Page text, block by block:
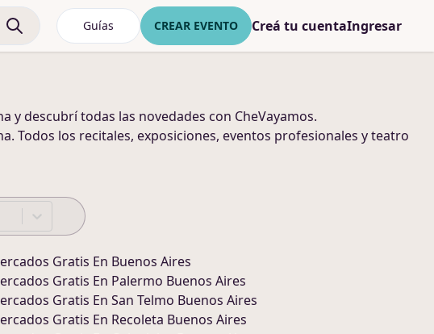
Guías CREAR EVENTO Creá tu cuentaIngresar
y descubrí todas las novedades con CheVayamos.
. Todos los recitales, exposiciones, eventos profesionales y teatro
Gratis En Buenos Aires
Gratis En Palermo Buenos Aires
Gratis En San Telmo Buenos Aires
Gratis En Recoleta Buenos Aires